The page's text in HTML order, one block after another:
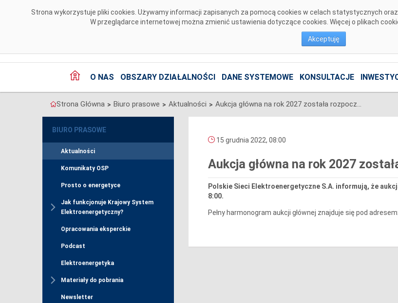
Strona wykorzystuje pliki cookies. Używamy informacji zapisanych za pomocą cookies w celach statystycznych
W przeglądarce internetowej można zmienić ustawienia dotyczące cookies. Więcej o plikach
Akceptuję
O NAS OBSZARY DZIAŁALNOŚCI DANE SYSTEMOWE KONSULTACJE
Strona Główna > Biuro prasowe > Aktualności > Aukcja główna na rok 2027 została rozpoczęta
BIURO PRASOWE
Aktualności
Komunikaty OSP
Prosto o energetyce
Jak funkcjonuje Krajowy System
Elektroenergetyczny?
Opracowania eksperckie
Podcast
Elektroenergetyka
Materiały do pobrania
Newsletter
15 grudnia 2022, 08:00
Aukcja główna na rok 2027
Polskie Sieci Elektroenergetyczne S.A. informują, że
8:00.
Pełny harmonogram aukcji głównej znajduje się pod adresem: